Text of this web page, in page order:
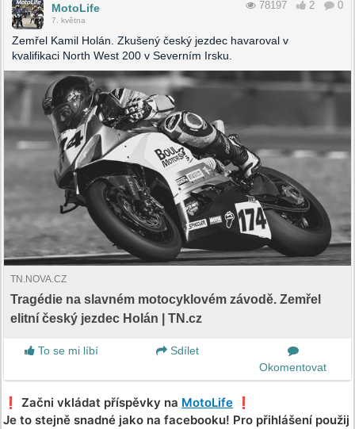
MotoLife
7. května
78197 2 0
Zemřel Kamil Holán. Zkušený český jezdec havaroval v
kvalifikaci North West 200 v Severním Irsku.
TN.NOVA.CZ
Tragédie na slavném motocyklovém závodě. Zemřel
elitní český jezdec Holán | TN.cz
To se mi líbí
Sdílet
Okomentovat
❗️ Začni vkládat příspěvky na MotoLife ❗️
Je to stejně snadné jako na facebooku! Pro přihlášení použij